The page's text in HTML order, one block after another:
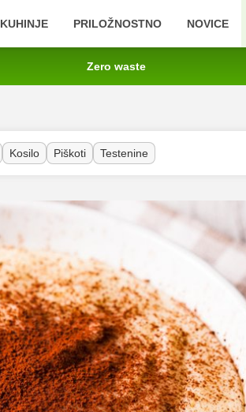
KUHINJE PRILOŽNOSTNO NOVICE
Zero waste
Kosilo Piškoti Testenine